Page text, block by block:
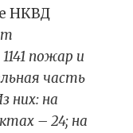
НКВД
пожар и
часть
них: на
– 24; на